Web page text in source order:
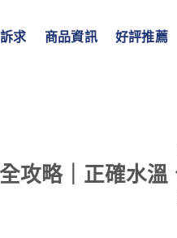
訴求 商品資訊 好評推薦
攻略｜正確水